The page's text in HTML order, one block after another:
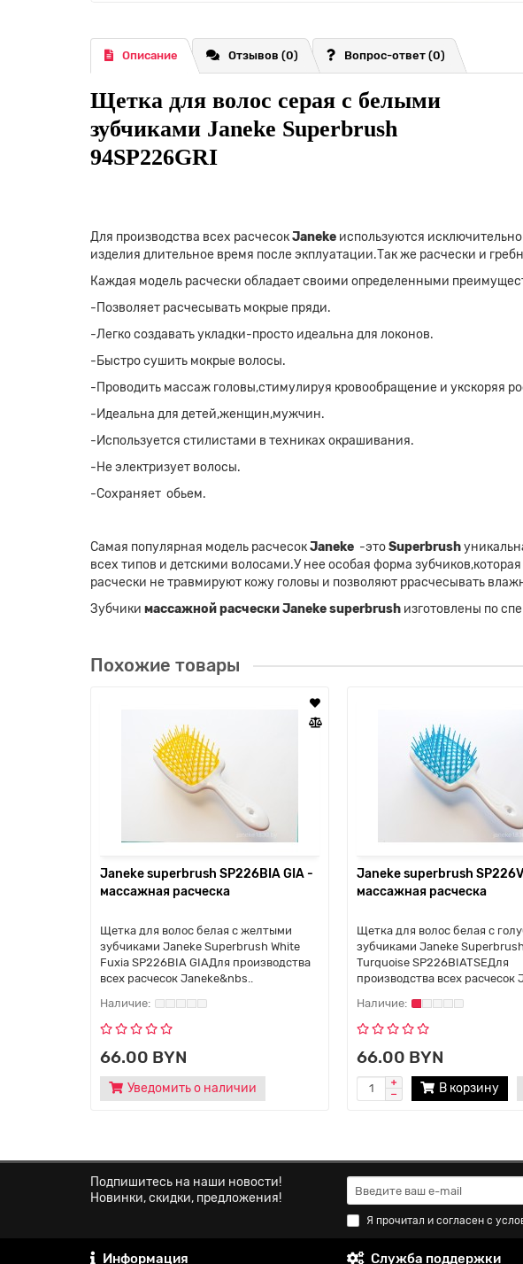
Описание Отзывов (0) Вопрос-ответ (0)
Щетка для волос серая с белыми
зубчиками Janeke Superbrush
94SP226GRI
Для производства всех расчесокJaneke используются
изделия длительное время после экплуатации.Так же расчески и
Каждая модель расчески обладает своими определенными
-Позволяет расчесывать мокрые пряди.
-Легко создавать укладки-просто идеальна для локонов.
-Быстро сушить мокрые волосы.
-Проводить массаж головы,стимулируя кровообращение и укскоряя
-Идеальна для детей,женщин,мужчин.
-Используется стилистами в техниках окрашивания.
-Не электризует волосы.
-Сохраняет обьем.
Самая популярная модель расчесокJaneke -этоSuperbrush
всех типов и детскими волосами.У нее особая форма
расчески не травмируют кожу головы и позволяют ррасчесывать
Зубчики массажной расчески Janeke superbrush изготовлены по
Похожие товары
Janeke superbrush SP226BIA GIA -
массажная расческа
Щетка для волос белая с желтыми
зубчиками Janeke Superbrush White
Fuxia SP226BIA GIAДля производства
всех расчесок Janeke&nbs..
66.00 BYN
Уведомить о наличии
Janeke superbrush
массажная расческа
Щетка для волос белая с
зубчиками Janeke
Turquoise SP226BIATSEДля
производства всех расчесок
66.00 BYN
В корзину
Подпишитесь на наши новости!
Новинки, скидки, предложения!
Я прочитал и согласен с
Информация Служба поддержки